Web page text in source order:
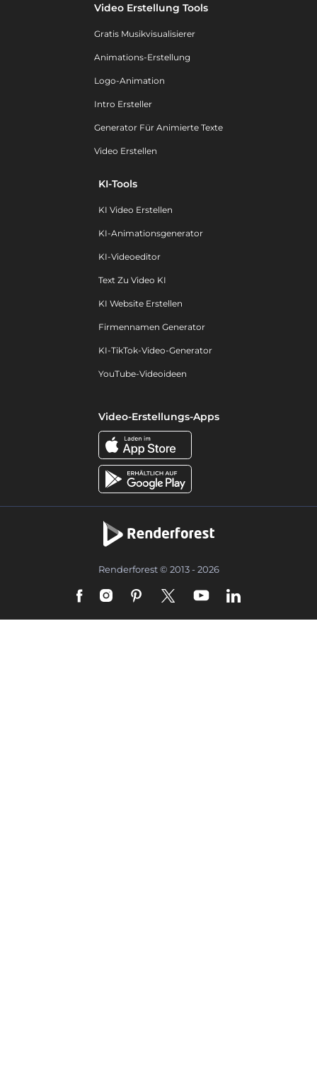
Video Erstellung Tools
Gratis Musikvisualisierer
Animations-Erstellung
Logo-Animation
Intro Ersteller
Generator Für Animierte Texte
Video Erstellen
KI-Tools
KI Video Erstellen
KI-Animationsgenerator
KI-Videoeditor
Text Zu Video KI
KI Website Erstellen
Firmennamen Generator
KI-TikTok-Video-Generator
YouTube-Videoideen
Video-Erstellungs-Apps
Renderforest © 2013 - 2026